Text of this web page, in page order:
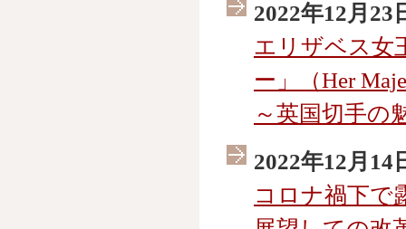
2022年12月23
エリザベス女
ー」（Her
～英国切手の
2022年12月14
コロナ禍下で